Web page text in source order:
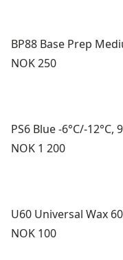
BP88 Base Prep
Pris:
NOK 250
PS6 Blue -6°C/-12°C,
Pris:
NOK 1 200
U60 Universal Wax
Pris:
NOK 100